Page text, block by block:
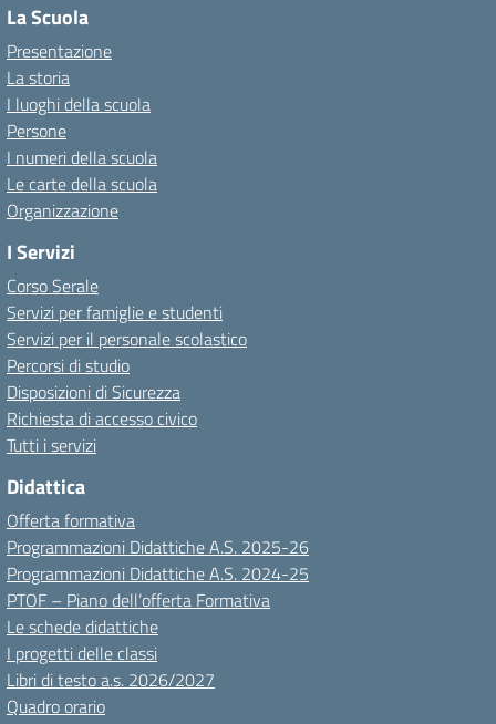
La Scuola
Presentazione
La storia
I luoghi della scuola
Persone
I numeri della scuola
Le carte della scuola
Organizzazione
I Servizi
Corso Serale
Servizi per famiglie e studenti
Servizi per il personale scolastico
Percorsi di studio
Disposizioni di Sicurezza
Richiesta di accesso civico
Tutti i servizi
Didattica
Offerta formativa
Programmazioni Didattiche A.S. 2025-26
Programmazioni Didattiche A.S. 2024-25
PTOF – Piano dell’offerta Formativa
Le schede didattiche
I progetti delle classi
Libri di testo a.s. 2026/2027
Quadro orario